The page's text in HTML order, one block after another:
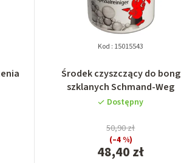
Środek czyszczący do bong
szklanych Schmand-Weg
Dostępny
48,40 zł
50,90 zł
(–4 %)
Kod : 15015543